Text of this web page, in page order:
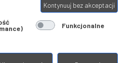
Kontynuuj bez akceptacji
Funkcjonalne